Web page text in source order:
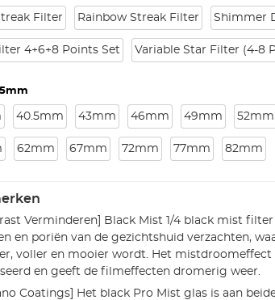
Filter Rainbow Streak Filter Shimmer
4+6+8 Points Set Variable Star Filter (4-8
40.5mm 43mm 46mm 49mm 52mm
62mm 67mm 72mm 77mm 82mm
Verminderen] Black Mist 1/4 black mist
en poriën van de gezichtshuid verzachten,
voller en mooier wordt. Het mistdroomeffect
en geeft de filmeffecten dromerig weer.
Coatings] Het black Pro Mist glas is aan